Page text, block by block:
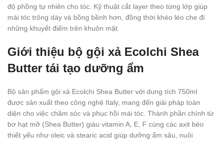
độ phồng tự nhiên cho tóc. Kỹ thuật cắt layer theo từng lớp giúp
mái tóc trông dày và bồng bềnh hơn, đồng thời khéo léo che đi
những khuyết điểm trên khuôn mặt.
Giới thiệu bộ gội xả Ecolchi Shea
Butter tái tạo dưỡng ẩm
Bộ sản phẩm gội xả Ecolchi Shea Butter với dung tích 750ml
được sản xuất theo công nghệ Italy, mang đến giải pháp toàn
diện cho việc chăm sóc và phục hồi mái tóc. Thành phần chính từ
bơ hạt mỡ (Shea Butter) giàu vitamin A, E, F cùng các axit béo
thiết yếu như oleic và stearic acid giúp dưỡng ẩm sâu, nuôi